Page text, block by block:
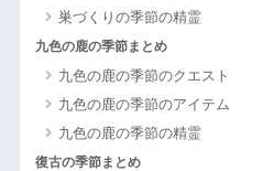
巣づくりの季節の精霊
九色の鹿の季節まとめ
九色の鹿の季節のクエスト
九色の鹿の季節のアイテム
九色の鹿の季節の精霊
復古の季節まとめ